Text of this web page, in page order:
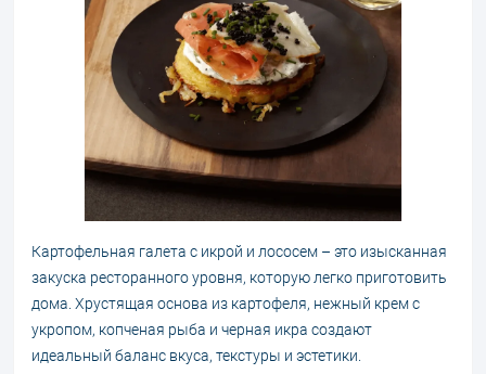
Картофельная галета с икрой и лососем – это изысканная
закуска ресторанного уровня, которую легко приготовить
дома. Хрустящая основа из картофеля, нежный крем с
укропом, копченая рыба и черная икра создают
идеальный баланс вкуса, текстуры и эстетики.